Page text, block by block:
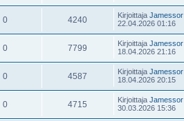
0 4240 KirjoittajaJamessor
22.04.2026 01:16
0 7799 KirjoittajaJamessor
18.04.2026 21:16
0 4587 KirjoittajaJamessor
18.04.2026 20:15
0 4715 KirjoittajaJamessor
30.03.2026 15:36